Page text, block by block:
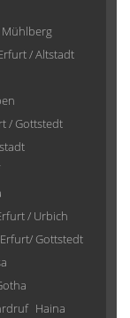
Mühlberg
/ Altstadt
/ Gottstedt
/ Urbich
Erfurt/ Gottstedt
Haina